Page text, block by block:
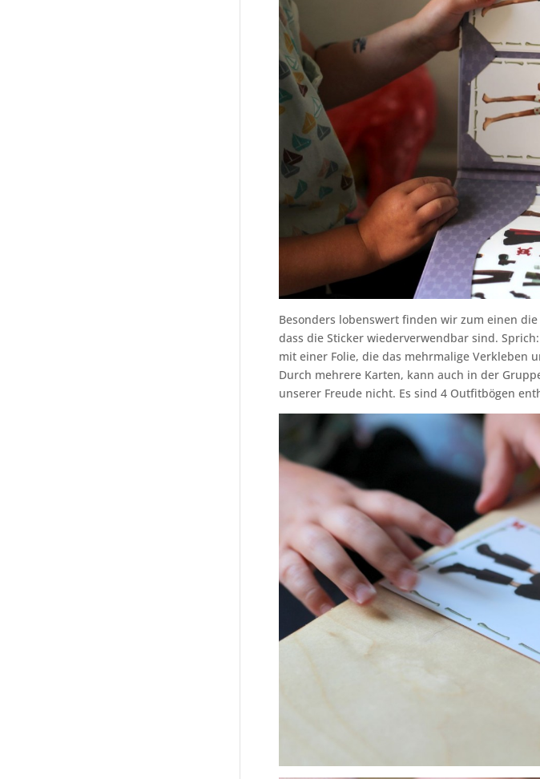
Besonders lobenswert finden wir zum einen
dass die Sticker wiederverwendbar sind.
mit einer Folie, die das mehrmalige Verkleben
Durch mehrere Karten, kann auch in der
unserer Freude nicht. Es sind 4 Outfitbögen